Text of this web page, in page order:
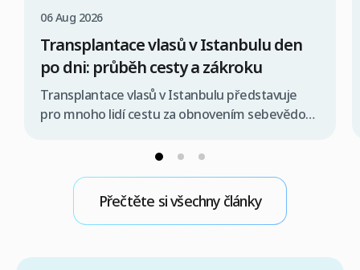
06 Aug 2026
Transplantace vlasů v Istanbulu den
po dni: průběh cesty a zákroku
Transplantace vlasů v Istanbulu představuje
pro mnoho lidí cestu za obnovením sebevědomí
strukturován den po dni, aby se minimalizoval
prvního kontaktu s klinikou, přes přílet do
Istanbulu, samotný zákrok, až po pooperační
péči, je každý krok řízen zkušeným týmem.
Přečtěte si všechny články